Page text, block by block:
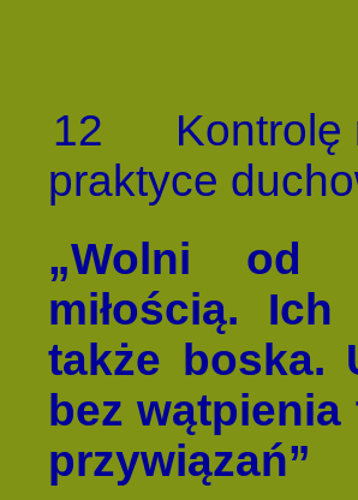
12
Kontrolę
praktyce
„Wolni od
miłością.
także boska.
bez
przywiązań”